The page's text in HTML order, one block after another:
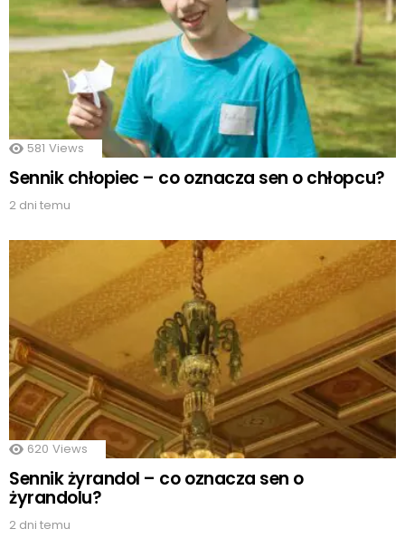
581 Views
Sennik chłopiec – co oznacza sen o chłopcu?
2 dni temu
620 Views
Sennik żyrandol – co oznacza sen o
żyrandolu?
2 dni temu